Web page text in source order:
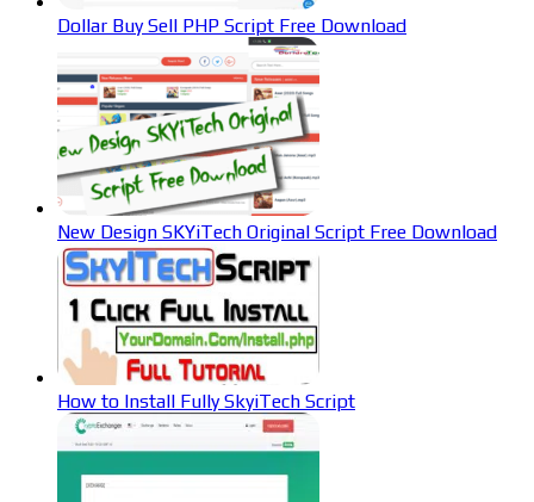
Dollar Buy Sell PHP Script Free Download
New Design SKYiTech Original Script Free Download
How to Install Fully SkyiTech Script